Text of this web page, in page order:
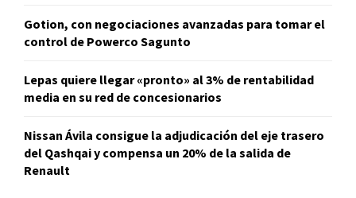
Gotion, con negociaciones avanzadas para tomar el
control de Powerco Sagunto
Lepas quiere llegar «pronto» al 3% de rentabilidad
media en su red de concesionarios
Nissan Ávila consigue la adjudicación del eje trasero
del Qashqai y compensa un 20% de la salida de
Renault